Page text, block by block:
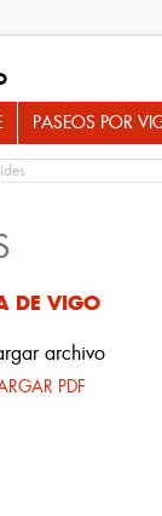
PASEOS POR
DE VIGO
archivo
PDF